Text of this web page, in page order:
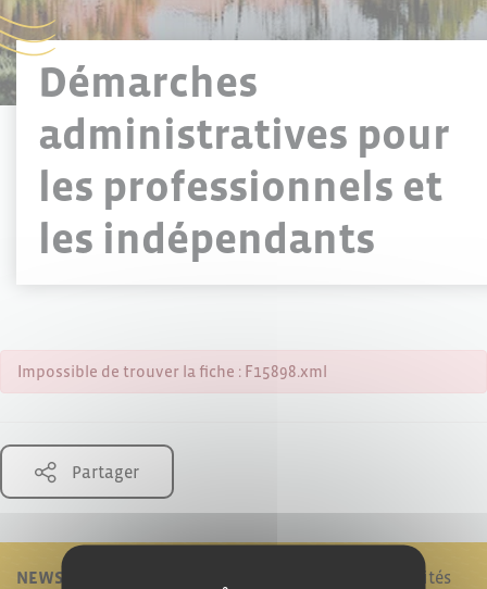
Démarches
administratives pour
les professionnels et
les indépendants
Impossible de trouver la fiche : F15898.xml
Partager
NEWSLETTER !
Je reste informé en recevant les actualités